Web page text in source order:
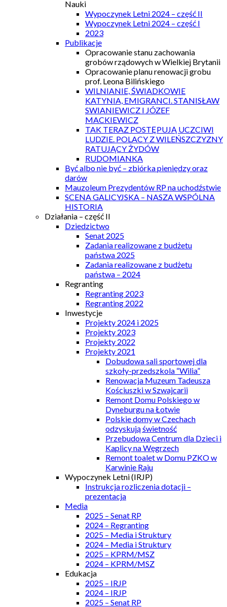
Nauki
Wypoczynek Letni 2024 – część II
Wypoczynek Letni 2024 – część I
2023
Publikacje
Opracowanie stanu zachowania
grobów rządowych w Wielkiej Brytanii
Opracowanie planu renowacji grobu
prof. Leona Bilińskiego
WILNIANIE, ŚWIADKOWIE
KATYNIA, EMIGRANCI. STANISŁAW
SWIANIEWICZ I JÓZEF
MACKIEWICZ
TAK TERAZ POSTĘPUJĄ UCZCIWI
LUDZIE. POLACY Z WILEŃSZCZYZNY
RATUJĄCY ŻYDÓW
RUDOMIANKA
Być albo nie być – zbiórka pieniędzy oraz
darów
Mauzoleum Prezydentów RP na uchodźstwie
SCENA GALICYJSKA – NASZA WSPÓLNA
HISTORIA
Działania – część II
Dziedzictwo
Senat 2025
Zadania realizowane z budżetu
państwa 2025
Zadania realizowane z budżetu
państwa – 2024
Regranting
Regranting 2023
Regranting 2022
Inwestycje
Projekty 2024 i 2025
Projekty 2023
Projekty 2022
Projekty 2021
Dobudowa sali sportowej dla
szkoły-przedszkola “Wilia”
Renowacja Muzeum Tadeusza
Kościuszki w Szwajcarii
Remont Domu Polskiego w
Dyneburgu na Łotwie
Polskie domy w Czechach
odzyskują świetność
Przebudowa Centrum dla Dzieci i
Kaplicy na Węgrzech
Remont toalet w Domu PZKO w
Karwinie Raju
Wypoczynek Letni (IRJP)
Instrukcja rozliczenia dotacji –
prezentacja
Media
2025 – Senat RP
2024 – Regranting
2025 – Media i Struktury
2024 – Media i Struktury
2025 – KPRM/MSZ
2024 – KPRM/MSZ
Edukacja
2025 – IRJP
2024 – IRJP
2025 – Senat RP